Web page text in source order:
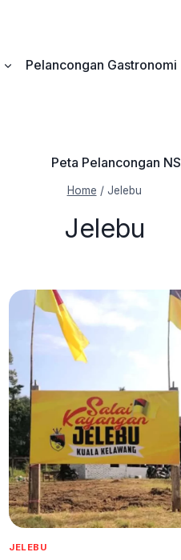
Pelancongan Gastronomi
Peta Pelancongan NS
Home / Jelebu
Jelebu
JELEBU